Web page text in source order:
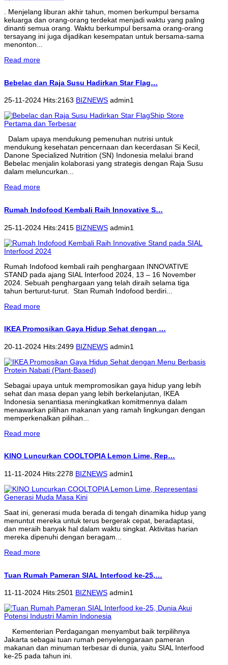
. Menjelang liburan akhir tahun, momen berkumpul bersama
keluarga dan orang-orang terdekat menjadi waktu yang paling
dinanti semua orang. Waktu berkumpul bersama orang-orang
tersayang ini juga dijadikan kesempatan untuk bersama-sama
menonton...
Read more
Bebelac dan Raja Susu Hadirkan Star Flag…
25-11-2024 Hits:2163 BIZNEWS admin1
Dalam upaya mendukung pemenuhan nutrisi untuk
mendukung kesehatan pencernaan dan kecerdasan Si Kecil,
Danone Specialized Nutrition (SN) Indonesia melalui brand
Bebelac menjalin kolaborasi yang strategis dengan Raja Susu
dalam meluncurkan...
Read more
Rumah Indofood Kembali Raih Innovative S…
25-11-2024 Hits:2415 BIZNEWS admin1
Rumah Indofood kembali raih penghargaan INNOVATIVE
STAND pada ajang SIAL Interfood 2024, 13 – 16 November
2024. Sebuah penghargaan yang telah diraih selama tiga
tahun berturut-turut. Stan Rumah Indofood berdiri...
Read more
IKEA Promosikan Gaya Hidup Sehat dengan …
20-11-2024 Hits:2499 BIZNEWS admin1
Sebagai upaya untuk mempromosikan gaya hidup yang lebih
sehat dan masa depan yang lebih berkelanjutan, IKEA
Indonesia senantiasa meningkatkan komitmennya dalam
menawarkan pilihan makanan yang ramah lingkungan dengan
memperkenalkan pilihan...
Read more
KINO Luncurkan COOLTOPIA Lemon Lime, Rep…
11-11-2024 Hits:2278 BIZNEWS admin1
Saat ini, generasi muda berada di tengah dinamika hidup yang
menuntut mereka untuk terus bergerak cepat, beradaptasi,
dan meraih banyak hal dalam waktu singkat. Aktivitas harian
mereka dipenuhi dengan beragam...
Read more
Tuan Rumah Pameran SIAL Interfood ke-25,…
11-11-2024 Hits:2501 BIZNEWS admin1
Kementerian Perdagangan menyambut baik terpilihnya
Jakarta sebagai tuan rumah penyelenggaraan pameran
makanan dan minuman terbesar di dunia, yaitu SIAL Interfood
ke-25 pada tahun ini.